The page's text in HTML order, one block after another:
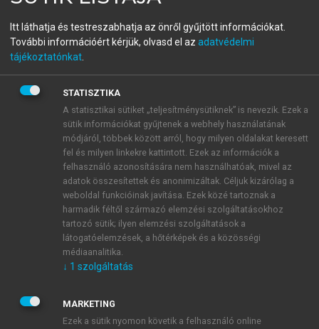
fiókoddal,vagy hozz létre új fiókot.
A regisztráció után apróbaidőszakautomatikusan
BELÉPÉS SAJÁT FIÓKKAL
ÚJ FIÓK LÉTREHOZÁSA
1 óra díjmentes hozzáférés
E-MAIL-CÍM
JELSZÓ
Itt láthatja és testreszabhatja az önről gyűjtött információkat.
További információért kérjük, olvasd el az adatvédelmi
tájékoztatónkat
STATISZTIKA
A statisztikai sütiket „teljesítménysütiknek” is nevezik. Ezek a
sütik információkat gyűjtenek a webhely használatának
módjáról, többek között arról, hogy milyen oldalakat keresett
fel és milyen linkekre kattintott. Ezek az információk a
felhasználó azonosítására nem használhatóak, mivel az
adatok összesítettek és anonimizáltak. Céljuk kizárólag a
weboldal funkcióinak javítása. Ezek közé tartoznak a
harmadik féltől származó elemzési szolgáltatásokhoz
tartozó sütik; ilyen elemzési szolgáltatások a
látogatóelemzések, a hőtérképek és a közösségi
médiaanalitika.
↓ 1 szolgáltatás
MARKETING
Ezek a sütik nyomon követik a felhasználó online